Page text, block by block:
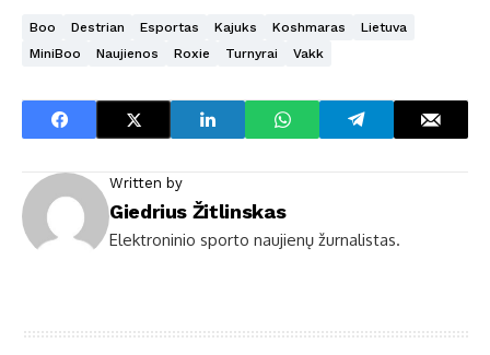
Boo Destrian Esportas Kajuks Koshmaras
Lietuva
MiniBoo
Naujienos Roxie Turnyrai Vakk
Written by
Giedrius Žitlinskas
Elektroninio sporto naujienų žurnalistas.